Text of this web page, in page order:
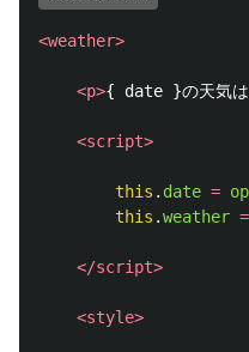
<weather>
<p>{ date }の天気
<script>
this . date =
this .weather =
</script>
<style>